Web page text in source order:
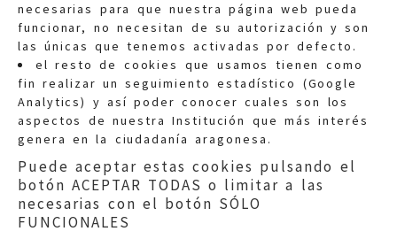
necesarias para que nuestra página web pueda
funcionar, no necesitan de su autorización y son
las únicas que tenemos activadas por defecto.
el resto de cookies que usamos tienen como
fin realizar un seguimiento estadístico (Google
Analytics) y así poder conocer cuales son los
aspectos de nuestra Institución que más interés
genera en la ciudadanía aragonesa.
Puede aceptar estas cookies pulsando el
botón ACEPTAR TODAS o limitar a las
necesarias con el botón SÓLO
FUNCIONALES
Quejas:quejas@eljusticiadearagon.es
Información general:
informacion@eljusticiadearagon.es
Teléfonos:900 210 210/